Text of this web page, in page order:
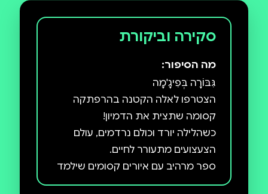
סקירה וביקורת
מה הסיפור:
הצטרפו לאלה הקטנה בהרפתקה
כשהלילה יורד וכולם נרדמים, עולם
ספר מרהיב עם איורים קסומים שילמד
את ילדיכם על אומץ, חברות, והכוח